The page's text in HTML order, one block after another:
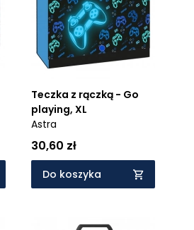
Teczka z rączką - Go
playing, XL
Astra
30,60 zł
Do koszyka